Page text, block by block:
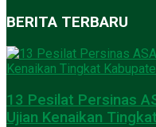
BERITA TERBARU
13 Pesilat Persinas
Ujian Kenaikan